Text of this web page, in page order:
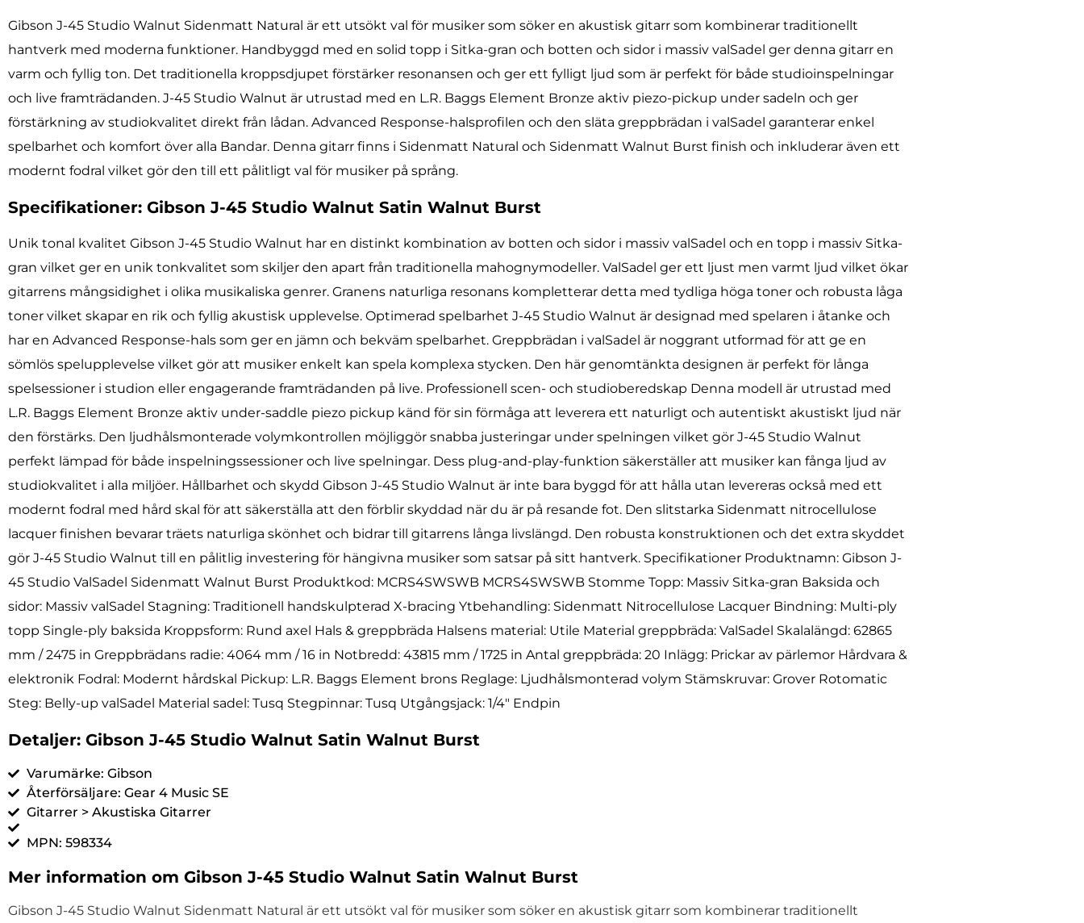
Gibson J-45 Studio Walnut Sidenmatt Natural är ett utsökt val för musiker som söker en akustisk gitarr som kombinerar traditionellt
hantverk med moderna funktioner. Handbyggd med en solid topp i Sitka-gran och botten och sidor i massiv valSadel ger denna gitarr en
varm och fyllig ton. Det traditionella kroppsdjupet förstärker resonansen och ger ett fylligt ljud som är perfekt för både studioinspelningar
och live framträdanden. J-45 Studio Walnut är utrustad med en L.R. Baggs Element Bronze aktiv piezo-pickup under sadeln och ger
förstärkning av studiokvalitet direkt från lådan. Advanced Response-halsprofilen och den släta greppbrädan i valSadel garanterar enkel
spelbarhet och komfort över alla Bandar. Denna gitarr finns i Sidenmatt Natural och Sidenmatt Walnut Burst finish och inkluderar även ett
modernt fodral vilket gör den till ett pålitligt val för musiker på språng.
Specifikationer: Gibson J-45 Studio Walnut Satin Walnut Burst
Unik tonal kvalitet Gibson J-45 Studio Walnut har en distinkt kombination av botten och sidor i massiv valSadel och en topp i massiv Sitka-
gran vilket ger en unik tonkvalitet som skiljer den apart från traditionella mahognymodeller. ValSadel ger ett ljust men varmt ljud vilket ökar
gitarrens mångsidighet i olika musikaliska genrer. Granens naturliga resonans kompletterar detta med tydliga höga toner och robusta låga
toner vilket skapar en rik och fyllig akustisk upplevelse. Optimerad spelbarhet J-45 Studio Walnut är designad med spelaren i åtanke och
har en Advanced Response-hals som ger en jämn och bekväm spelbarhet. Greppbrädan i valSadel är noggrant utformad för att ge en
sömlös spelupplevelse vilket gör att musiker enkelt kan spela komplexa stycken. Den här genomtänkta designen är perfekt för långa
spelsessioner i studion eller engagerande framträdanden på live. Professionell scen- och studioberedskap Denna modell är utrustad med
L.R. Baggs Element Bronze aktiv under-saddle piezo pickup känd för sin förmåga att leverera ett naturligt och autentiskt akustiskt ljud när
den förstärks. Den ljudhålsmonterade volymkontrollen möjliggör snabba justeringar under spelningen vilket gör J-45 Studio Walnut
perfekt lämpad för både inspelningssessioner och live spelningar. Dess plug-and-play-funktion säkerställer att musiker kan fånga ljud av
studiokvalitet i alla miljöer. Hållbarhet och skydd Gibson J-45 Studio Walnut är inte bara byggd för att hålla utan levereras också med ett
modernt fodral med hård skal för att säkerställa att den förblir skyddad när du är på resande fot. Den slitstarka Sidenmatt nitrocellulose
lacquer finishen bevarar träets naturliga skönhet och bidrar till gitarrens långa livslängd. Den robusta konstruktionen och det extra skyddet
gör J-45 Studio Walnut till en pålitlig investering för hängivna musiker som satsar på sitt hantverk. Specifikationer Produktnamn: Gibson J-
45 Studio ValSadel Sidenmatt Walnut Burst Produktkod: MCRS4SWSWB MCRS4SWSWB Stomme Topp: Massiv Sitka-gran Baksida och
sidor: Massiv valSadel Stagning: Traditionell handskulpterad X-bracing Ytbehandling: Sidenmatt Nitrocellulose Lacquer Bindning: Multi-ply
topp Single-ply baksida Kroppsform: Rund axel Hals & greppbräda Halsens material: Utile Material greppbräda: ValSadel Skalalängd: 62865
mm / 2475 in Greppbrädans radie: 4064 mm / 16 in Notbredd: 43815 mm / 1725 in Antal greppbräda: 20 Inlägg: Prickar av pärlemor Hårdvara &
elektronik Fodral: Modernt hårdskal Pickup: L.R. Baggs Element brons Reglage: Ljudhålsmonterad volym Stämskruvar: Grover Rotomatic
Steg: Belly-up valSadel Material sadel: Tusq Stegpinnar: Tusq Utgångsjack: 1/4″ Endpin
Detaljer: Gibson J-45 Studio Walnut Satin Walnut Burst
Varumärke: Gibson
Återförsäljare: Gear 4 Music SE
Gitarrer > Akustiska Gitarrer
MPN: 598334
Mer information om Gibson J-45 Studio Walnut Satin Walnut Burst
Gibson J-45 Studio Walnut Sidenmatt Natural är ett utsökt val för musiker som söker en akustisk gitarr som kombinerar traditionellt